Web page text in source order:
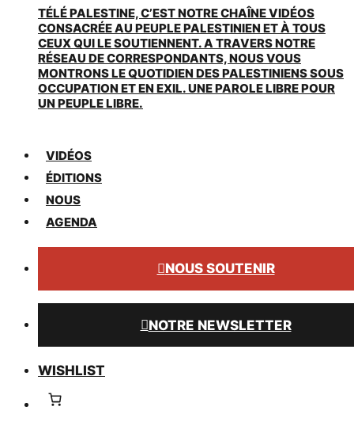
TÉLÉ PALESTINE, C’EST NOTRE CHAÎNE VIDÉOS
CONSACRÉE AU PEUPLE PALESTINIEN ET À TOUS
CEUX QUI LE SOUTIENNENT. A TRAVERS NOTRE
RÉSEAU DE CORRESPONDANTS, NOUS VOUS
MONTRONS LE QUOTIDIEN DES PALESTINIENS SOUS
OCCUPATION ET EN EXIL. UNE PAROLE LIBRE POUR
UN PEUPLE LIBRE.
VIDÉOS
ÉDITIONS
NOUS
AGENDA
NOUS SOUTENIR
NOTRE NEWSLETTER
WISHLIST